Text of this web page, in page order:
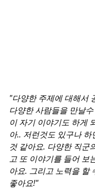
"다양한 주제에 대해서
다양한 사람들을 만날
이 자기 이야기도 하게
아.. 저런것도 있구나
것 같아요. 다양한 직군
고 또 이야기를 들어 보
아요. 그리고 노력을 할
좋아요!"